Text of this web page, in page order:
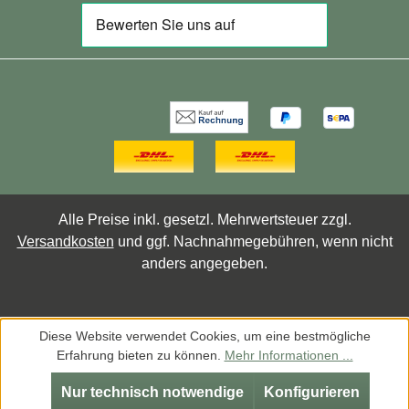
normalen Bereich zu halten. So fördert Kalium
das allgemeine Wohlbefinden und die
körperliche Leistungsfähigkeit. Warnhinweise
Einnahme von Medikamenten oder Vorliegen
von Erkrankungen bitte vor der Verwendung
ärztlichen Rat einholen. Darf nicht in die
beschädigt ist.An einem kühlen, trockenen Ort
aufbewahren.
Alle Preise inkl. gesetzl. Mehrwertsteuer zzgl.
Versandkosten und ggf. Nachnahmegebühren, wenn nicht
anders angegeben.
Diese Website verwendet Cookies, um eine bestmögliche
Erfahrung bieten zu können. Mehr Informationen ...
Nur technisch notwendige Konfigurieren